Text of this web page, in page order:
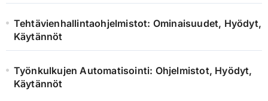
Tehtävienhallintaohjelmistot: Ominaisuudet, Hyödyt,
Käytännöt
Työnkulkujen Automatisointi: Ohjelmistot, Hyödyt,
Käytännöt